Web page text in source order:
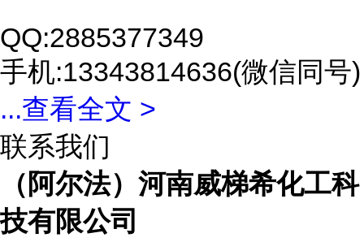
QQ:2885377349
手机:13343814636(微信同号)
...查看全文 >
联系我们
（阿尔法）河南威梯希化工科
技有限公司